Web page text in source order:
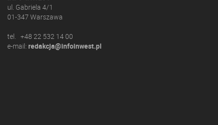
ul. Gabriela 4/1
01-347 Warszawa
tel. +48 22 532 14 00
e-mail: redakcja@infoinwest.pl